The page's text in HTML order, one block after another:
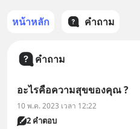
หน้าหลัก คำถาม
คำถาม
อะไรคือความสุขของคุณ ?
10 พ.ค. 2023 เวลา 12:22
2 คำตอบ